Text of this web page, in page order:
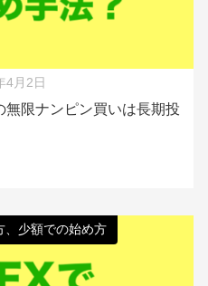
4月2日
限ナンピン買いは長期投
、少額での始め方